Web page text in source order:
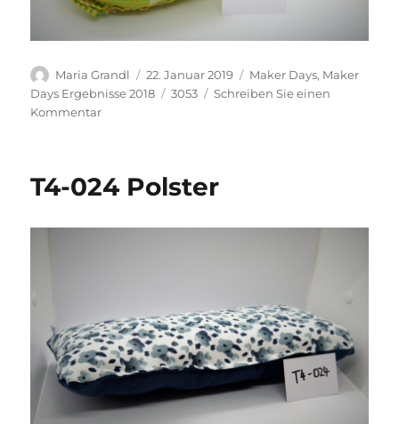
Autor
Maria Grandl
Veröffentlicht
am
22. Januar 2019 Kategorien
Maker Days, Maker
Days Ergebnisse 2018
Schlagwörter
3053
Schreiben Sie einen
Kommentarzu
T4-024 Polster